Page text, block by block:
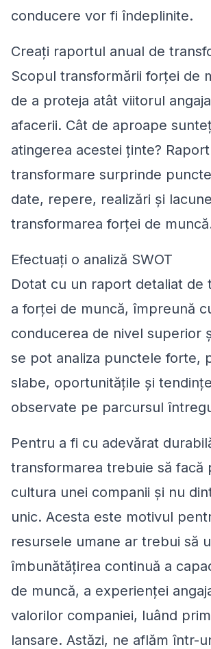
conducere vor fi îndeplinite.
Creați raportul anual de
Scopul transformării forței de
de a proteja atât viitorul
afacerii. Cât de aproape
atingerea acestei ținte?
transformare surprinde
date, repere, realizări și
transformarea forței de
Efectuați o analiză SWOT
Dotat cu un raport detaliat de
a forței de muncă, împreună
conducerea de nivel superior
se pot analiza punctele forte,
slabe, oportunitățile și
observate pe parcursul
Pentru a fi cu adevărat
transformarea trebuie să facă
cultura unei companii și nu
unic. Acesta este motivul
resursele umane ar trebui să
îmbunătățirea continuă a
de muncă, a experienței
valorilor companiei, luând
lansare. Astăzi, ne aflăm într-